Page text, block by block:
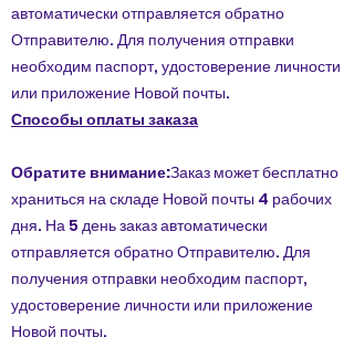
автоматически отправляется обратно
Отправителю. Для получения отправки
необходим паспорт, удостоверение личности
или приложение Новой почты.
Способы оплаты заказа
Обратите внимание:Заказ может бесплатно
храниться на складе Новой почты 4 рабочих
дня. На 5 день заказ автоматически
отправляется обратно Отправителю. Для
получения отправки необходим паспорт,
удостоверение личности или приложение
Новой почты.